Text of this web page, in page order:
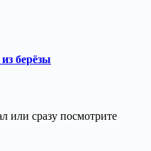
берёзы
или сразу посмотрите